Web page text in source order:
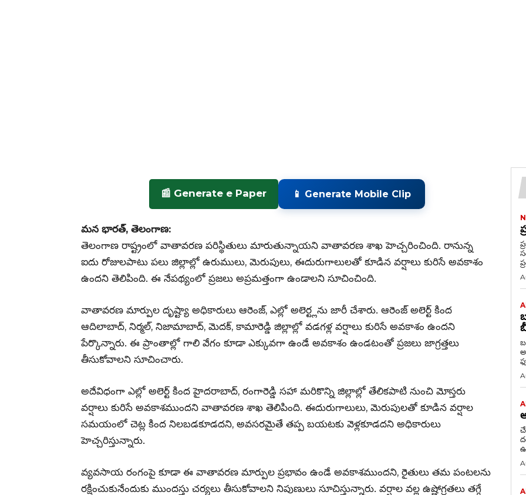
📰 Generate e Paper 📱 Generate Mobile Clip
మన భారత్, తెలంగాణ:
తెలంగాణ రాష్ట్రంలో వాతావరణ పరిస్థితులు మారుతున్నాయని వాతావరణ శాఖ హెచ్చరించింది. రానున్న
ఐదు రోజులపాటు పలు జిల్లాల్లో ఉరుములు, మెరుపులు, ఈదురుగాలులతో కూడిన వర్షాలు కురిసే అవకాశం
ఉందని తెలిపింది. ఈ నేపథ్యంలో ప్రజలు అప్రమత్తంగా ఉండాలని సూచించింది.
వాతావరణ మార్పుల దృష్ట్యా అధికారులు ఆరెంజ్, ఎల్లో అలెర్ట్లను జారీ చేశారు. ఆరెంజ్ అలెర్ట్ కింద
ఆదిలాబాద్, నిర్మల్, నిజామాబాద్, మెదక్, కామారెడ్డి జిల్లాల్లో వడగళ్ల వర్షాలు కురిసే అవకాశం ఉందని
పేర్కొన్నారు. ఈ ప్రాంతాల్లో గాలి వేగం కూడా ఎక్కువగా ఉండే అవకాశం ఉండటంతో ప్రజలు జాగ్రత్తలు
తీసుకోవాలని సూచించారు.
అదేవిధంగా ఎల్లో అలెర్ట్ కింద హైదరాబాద్, రంగారెడ్డి సహా మరికొన్ని జిల్లాల్లో తేలికపాటి నుంచి మోస్తరు
వర్షాలు కురిసే అవకాశముందని వాతావరణ శాఖ తెలిపింది. ఈదురుగాలులు, మెరుపులతో కూడిన వర్షాల
సమయంలో చెట్ల కింద నిలబడకూడదని, అవసరమైతే తప్ప బయటకు వెళ్లకూడదని అధికారులు
హెచ్చరిస్తున్నారు.
వ్యవసాయ రంగంపై కూడా ఈ వాతావరణ మార్పుల ప్రభావం ఉండే అవకాశముందని, రైతులు తమ పంటలను
రక్షించుకునేందుకు ముందస్తు చర్యలు తీసుకోవాలని నిపుణులు సూచిస్తున్నారు. వర్షాల వల్ల ఉష్ణోగ్రతలు తగ్గే